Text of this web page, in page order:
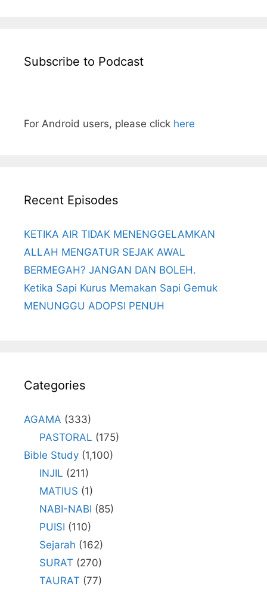
Subscribe to Podcast
For Android users, please click here
Recent Episodes
KETIKA AIR TIDAK MENENGGELAMKAN
ALLAH MENGATUR SEJAK AWAL
BERMEGAH? JANGAN DAN BOLEH.
Ketika Sapi Kurus Memakan Sapi Gemuk
MENUNGGU ADOPSI PENUH
Categories
AGAMA (333)
PASTORAL (175)
Bible Study (1,100)
INJIL (211)
MATIUS (1)
NABI-NABI (85)
PUISI (110)
Sejarah (162)
SURAT (270)
TAURAT (77)